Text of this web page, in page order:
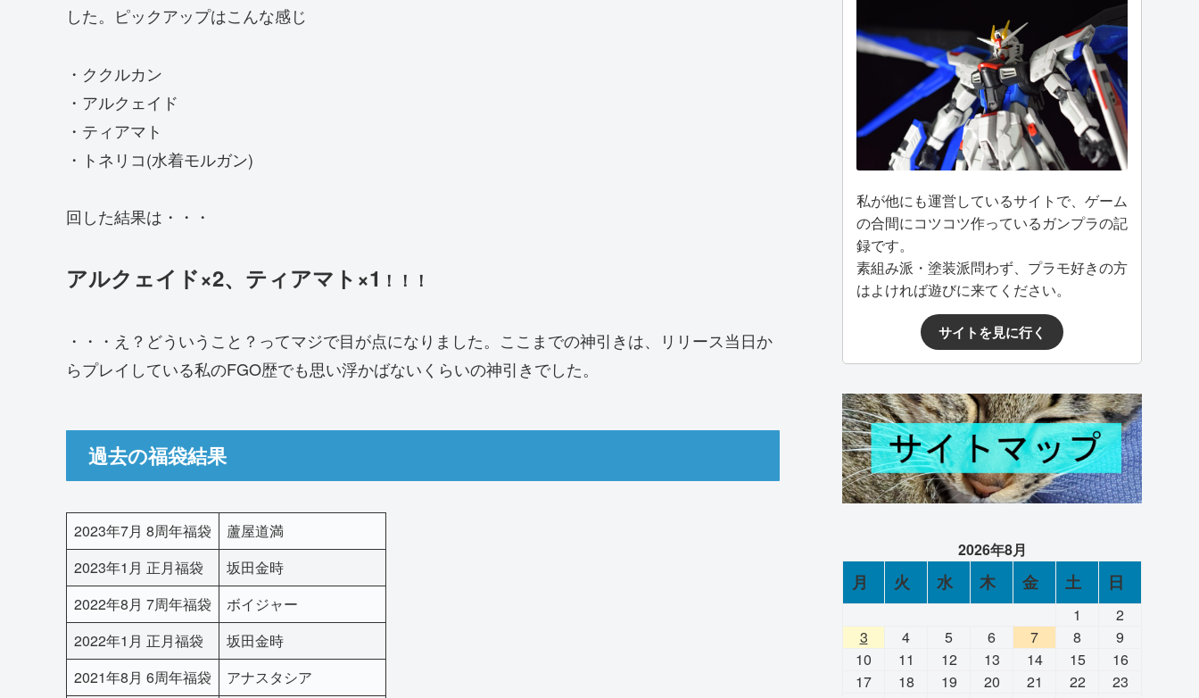
した。ピックアップはこんな感じ
・ククルカン
・アルクェイド
・ティアマト
・トネリコ(水着モルガン)
回した結果は・・・
アルクェイド×2、ティアマト×1 ！！！
・・・え？どういうこと？ってマジで目が点になりました。ここまでの神引きは、リリース当日か
らプレイしている私のFGO歴でも思い浮かばないくらいの神引きでした。
過去の福袋結果
2023年7月 8周年福袋
蘆屋道満
2023年1月 正月福袋
坂田金時
2022年8月 7周年福袋
ボイジャー
2022年1月 正月福袋
坂田金時
2021年8月 6周年福袋
アナスタシア
私が他にも運営しているサイトで、ゲーム
の合間にコツコツ作っているガンプラの記
録です。
素組み派・塗装派問わず、プラモ好きの方
はよければ遊びに来てください。
サイトを見に行く
2026年8月
月 火 水 木 金 土 日
1
2
3
4 5 6 7 8
9
10
11 12 13 14 15
16
17
18 19 20 21 22
23